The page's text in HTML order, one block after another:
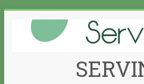
content